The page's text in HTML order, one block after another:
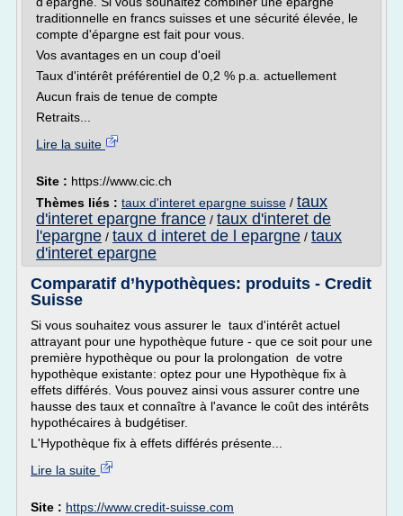
traditionnelle en francs suisses et une sécurité élevée, le
compte d'épargne est fait pour vous.
Vos avantages en un coup d'oeil
Taux d'intérêt préférentiel de 0,2 % p.a. actuellement
Aucun frais de tenue de compte
Retraits...
Lire la suite
Site : https://www.cic.ch
Thèmes liés : taux d'interet epargne suisse / taux
d'interet epargne france / taux d'interet de
l'epargne / taux d interet de l epargne / taux
d'interet epargne
Comparatif d’hypothèques: produits - Credit
Suisse
Si vous souhaitez vous assurer le taux d'intérêt actuel
attrayant pour une hypothèque future - que ce soit pour une
première hypothèque ou pour la prolongation de votre
hypothèque existante: optez pour une Hypothèque fix à
effets différés. Vous pouvez ainsi vous assurer contre une
hausse des taux et connaître à l'avance le coût des intérêts
hypothécaires à budgétiser.
L'Hypothèque fix à effets différés présente...
Lire la suite
Site : https://www.credit-suisse.com